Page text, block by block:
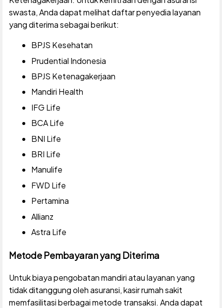
swasta, Anda dapat melihat daftar penyedia layanan
yang diterima sebagai berikut:
BPJS Kesehatan
Prudential Indonesia
BPJS Ketenagakerjaan
Mandiri Health
IFG Life
BCA Life
BNI Life
BRI Life
Manulife
FWD Life
Pertamina
Allianz
Astra Life
Metode Pembayaran yang Diterima
Untuk biaya pengobatan mandiri atau layanan yang
tidak ditanggung oleh asuransi, kasir rumah sakit
memfasilitasi berbagai metode transaksi. Anda dapat